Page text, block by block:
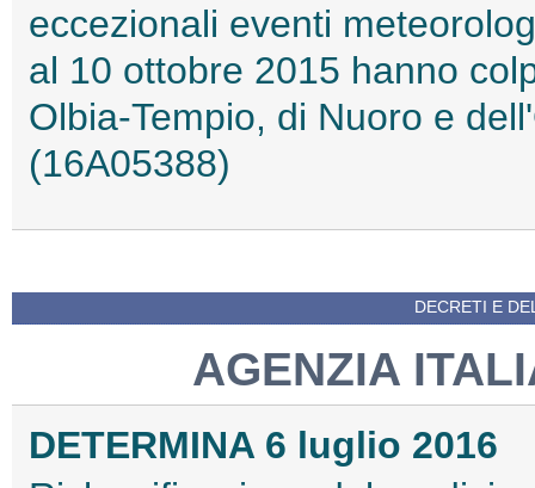
eccezionali eventi
al 10 ottobre 2015 hanno
Olbia-Tempio, di Nuoro e
(16A05388)
DECRETI E
AGENZIA
DETERMINA 6 luglio 2016